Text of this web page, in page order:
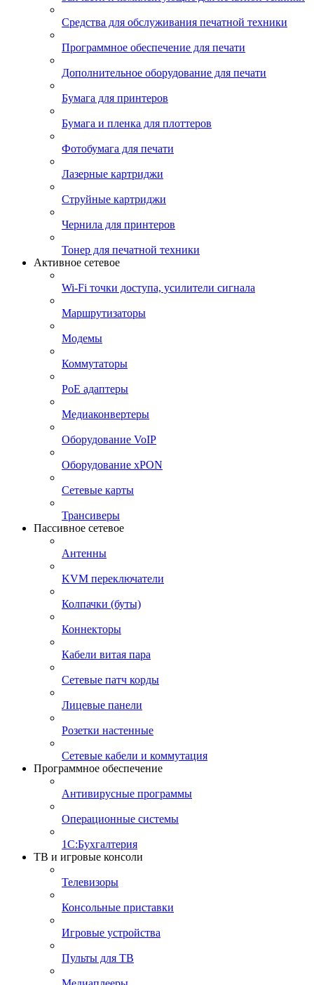
Средства для обслуживания печатной техники
Программное обеспечение для печати
Дополнительное оборудование для печати
Бумага для принтеров
Бумага и пленка для плоттеров
Фотобумага для печати
Лазерные картриджи
Струйные картриджи
Чернила для принтеров
Тонер для печатной техники
Активное сетевое
Wi-Fi точки доступа, усилители сигнала
Маршрутизаторы
Модемы
Коммутаторы
PoE адаптеры
Медиаконвертеры
Оборудование VoIP
Оборудование xPON
Сетевые карты
Трансиверы
Пассивное сетевое
Антенны
KVM переключатели
Колпачки (буты)
Коннекторы
Кабели витая пара
Сетевые патч корды
Лицевые панели
Розетки настенные
Сетевые кабели и коммутация
Программное обеспечение
Антивирусные программы
Операционные системы
1С:Бухгалтерия
ТВ и игровые консоли
Телевизоры
Консольные приставки
Игровые устройства
Пульты для ТВ